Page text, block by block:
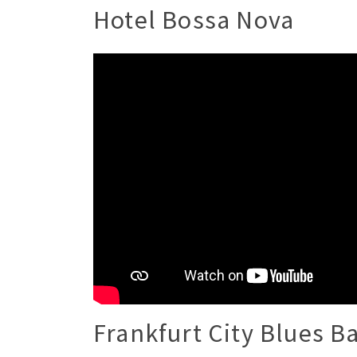
Hotel Bossa Nova
Frankfurt City Blues